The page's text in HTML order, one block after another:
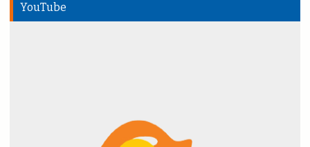
YouTube